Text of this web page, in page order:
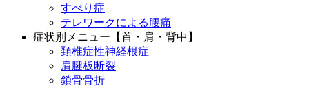
すべり症
テレワークによる腰痛
症状別メニュー【首・肩・背中】
頚椎症性神経根症
肩腱板断裂
鎖骨骨折